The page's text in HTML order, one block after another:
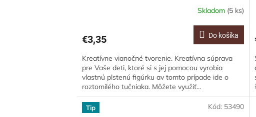
Skladom (5 ks)
€3,35 Do košíka
Kreatívne vianočné tvorenie. Kreatívna súprava
pre Vaše deti, ktoré si s jej pomocou vyrobia
vlastnú plstenú figúrku av tomto prípade ide o
roztomilého tučniaka. Môžete využiť...
Tip Kód: 53490